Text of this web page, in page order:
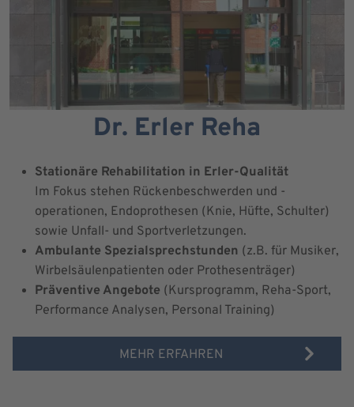
Dr. Erler Reha
Stationäre Rehabilitation in Erler-Qualität
Im Fokus stehen Rückenbeschwerden und -
operationen, Endoprothesen (Knie, Hüfte, Schulter)
sowie Unfall- und Sportverletzungen.
Ambulante Spezialsprechstunden (z.B. für Musiker,
Wirbelsäulenpatienten oder Prothesenträger)
Präventive Angebote (Kursprogramm, Reha-Sport,
Performance Analysen, Personal Training)
MEHR ERFAHREN